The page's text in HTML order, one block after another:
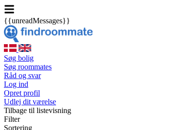
{{unreadMessages}}
Søg bolig
Søg roommates
Råd og svar
Log ind
Opret profil
Udlej dit værelse
Tilbage til listevisning
Filter
Sortering